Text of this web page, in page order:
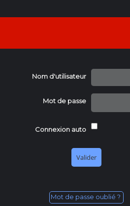
Nom d'utilisateur
Mot de passe
Connexion auto
Mot de passe oublié ?